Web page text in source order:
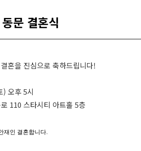
문 결혼식
혼을 진심으로 축하드립니다!
) 오후 5시
110 스타시티 아트홀 5층
재인 결혼합니다.